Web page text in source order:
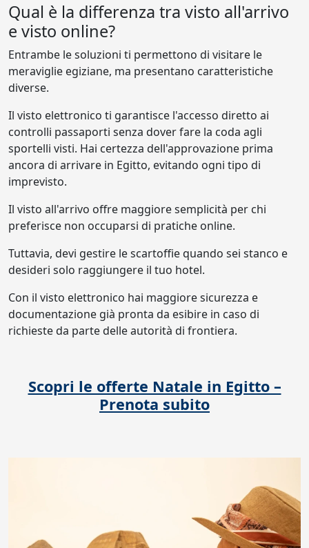
Qual è la differenza tra visto all'arrivo
e visto online?
Entrambe le soluzioni ti permettono di visitare le
meraviglie egiziane, ma presentano caratteristiche
diverse.
Il visto elettronico ti garantisce l'accesso diretto ai
controlli passaporti senza dover fare la coda agli
sportelli visti. Hai certezza dell'approvazione prima
ancora di arrivare in Egitto, evitando ogni tipo di
imprevisto.
Il visto all'arrivo offre maggiore semplicità per chi
preferisce non occuparsi di pratiche online.
Tuttavia, devi gestire le scartoffie quando sei stanco e
desideri solo raggiungere il tuo hotel.
Con il visto elettronico hai maggiore sicurezza e
documentazione già pronta da esibire in caso di
richieste da parte delle autorità di frontiera.
Scopri le offerte Natale in Egitto –
Prenota subito